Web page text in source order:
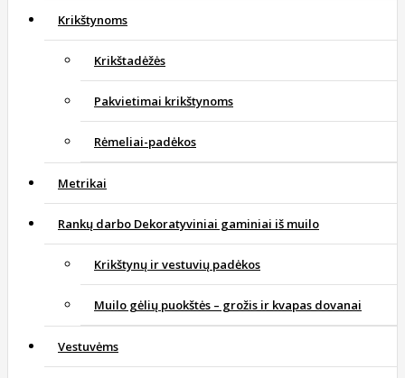
Krikštynoms
Krikštadėžės
Pakvietimai krikštynoms
Rėmeliai-padėkos
Metrikai
Rankų darbo Dekoratyviniai gaminiai iš muilo
Krikštynų ir vestuvių padėkos
Muilo gėlių puokštės – grožis ir kvapas dovanai
Vestuvėms